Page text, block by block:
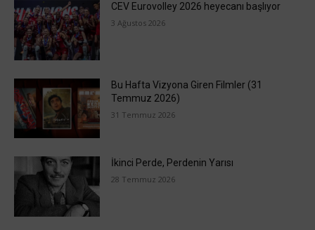
CEV Eurovolley 2026 heyecanı başlıyor
3 Ağustos 2026
Bu Hafta Vizyona Giren Filmler (31
Temmuz 2026)
31 Temmuz 2026
İkinci Perde, Perdenin Yarısı
28 Temmuz 2026